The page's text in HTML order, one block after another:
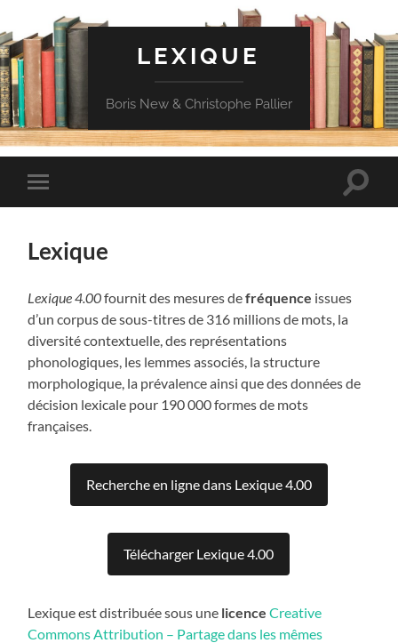
LEXIQUE
Boris New & Christophe Pallier
Toggle
mobile
Toggle
Lexique
Lexique 4.00fournit des mesures defréquence issues
d’un corpus de sous-titres de 316 millions de mots, la
diversité contextuelle, des représentations
phonologiques, les lemmes associés, la structure
morphologique, la prévalence ainsi que des données de
décision lexicale pour 190 000 formes de mots
françaises.
Recherche en ligne dans Lexique 4.00
Télécharger Lexique 4.00
Lexique est distribuée sous une licence Creative
Commons Attribution – Partage dans les mêmes